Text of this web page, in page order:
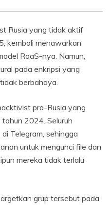
Rusia yang tidak aktif
kembali menawarkan
RaaS-nya. Namun,
pada enkripsi yang
berbahaya.
pro-Rusia yang
2024. Seluruh
Telegram, sehingga
untuk mengunci file dan
mereka tidak terlalu
grup tersebut pada